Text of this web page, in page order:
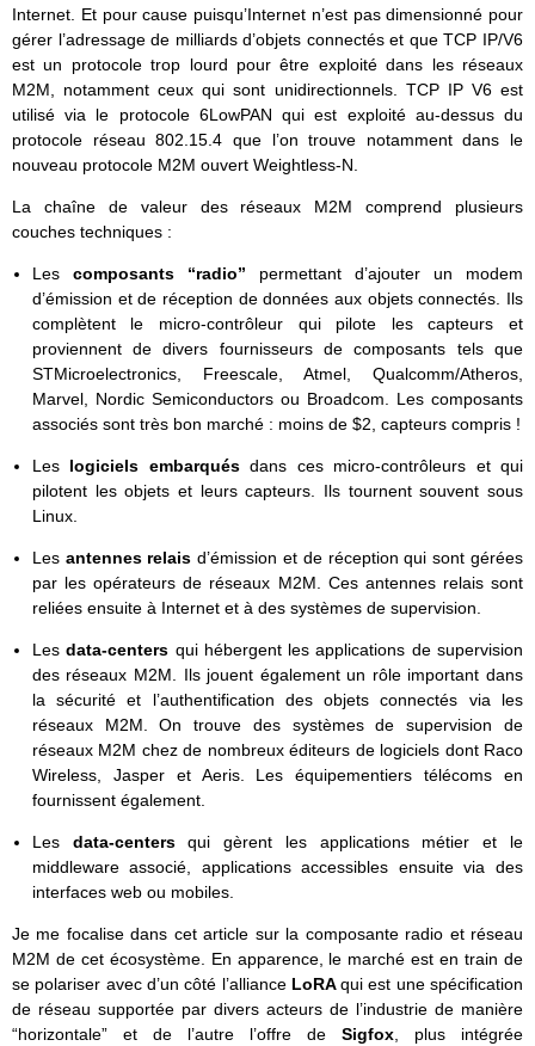
Internet. Et pour cause puisqu’Internet n’est pas dimensionné pour
gérer l’adressage de milliards d’objets connectés et que TCP IP/V6
est un protocole trop lourd pour être exploité dans les réseaux
M2M, notamment ceux qui sont unidirectionnels. TCP IP V6 est
utilisé via le protocole 6LowPAN qui est exploité au-dessus du
protocole réseau 802.15.4 que l’on trouve notamment dans le
nouveau protocole M2M ouvert Weightless-N.
La chaîne de valeur des réseaux M2M comprend plusieurs
couches techniques :
Les composants “radio” permettant d’ajouter un modem
d’émission et de réception de données aux objets connectés. Ils
complètent le micro-contrôleur qui pilote les capteurs et
proviennent de divers fournisseurs de composants tels que
STMicroelectronics, Freescale, Atmel, Qualcomm/Atheros,
Marvel, Nordic Semiconductors ou Broadcom. Les composants
associés sont très bon marché : moins de $2, capteurs compris !
Les logiciels embarquésdans ces micro-contrôleurs et qui
pilotent les objets et leurs capteurs. Ils tournent souvent sous
Linux.
Les antennes relaisd’émission et de réception qui sont gérées
par les opérateurs de réseaux M2M. Ces antennes relais sont
reliées ensuite à Internet et à des systèmes de supervision.
Lesdata-centers qui hébergent les applications de supervision
des réseaux M2M. Ils jouent également un rôle important dans
la sécurité et l’authentification des objets connectés via les
réseaux M2M. On trouve des systèmes de supervision de
réseaux M2M chez de nombreux éditeurs de logiciels dont Raco
Wireless, Jasper et Aeris. Les équipementiers télécoms en
fournissent également.
Les data-centersqui gèrent les applications métier et le
middleware associé, applications accessibles ensuite via des
interfaces web ou mobiles.
Je me focalise dans cet article sur la composante radio et réseau
M2M de cet écosystème. En apparence, le marché est en train de
se polariser avec d’un côté l’alliance LoRAqui est une spécification
de réseau supportée par divers acteurs de l’industrie de manière
“horizontale” et de l’autre l’offre de Sigfox, plus intégrée